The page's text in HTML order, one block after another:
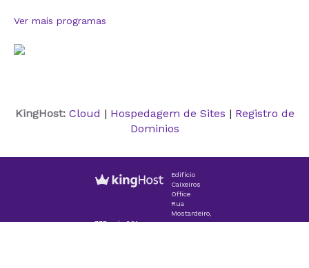
Ver mais programas
KingHost: Cloud | Hospedagem de Sites | Registro de
Dominios
Edifício
Caixeiros
Office
Rua
Mostardeiro,
777, sala 601